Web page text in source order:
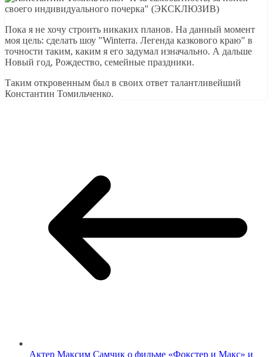
Пока я не хочу строить никаких планов. На данный момент
моя цель: сделать шоу "Winterra. Легенда казкового краю" в
точности таким, каким я его задумал изначально. А дальше
Новый год, Рождество, семейные праздники.
Таким откровенным был в своих ответ талантливейший
Константин Томильченко.
Актер Максим Самчик о фильме «Фокстер и Макс» и